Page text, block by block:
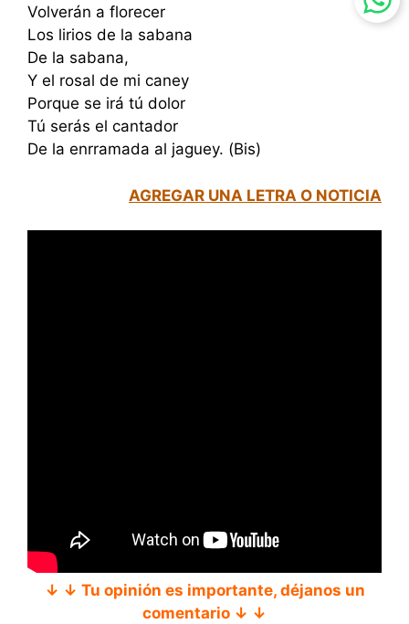
Volverán a florecer
Los lirios de la sabana
De la sabana,
Y el rosal de mi caney
Porque se irá tú dolor
Tú serás el cantador
De la enrramada al jaguey. (Bis)
AGREGAR UNA LETRA O NOTICIA
↓ ↓ Tu opinión es importante, déjanos un
comentario ↓ ↓